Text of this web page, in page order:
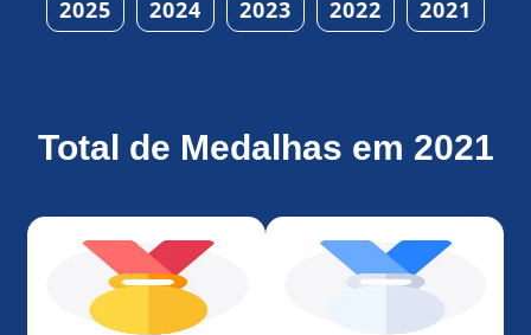
2025 2024 2023 2022 2021
Total de Medalhas em 2021